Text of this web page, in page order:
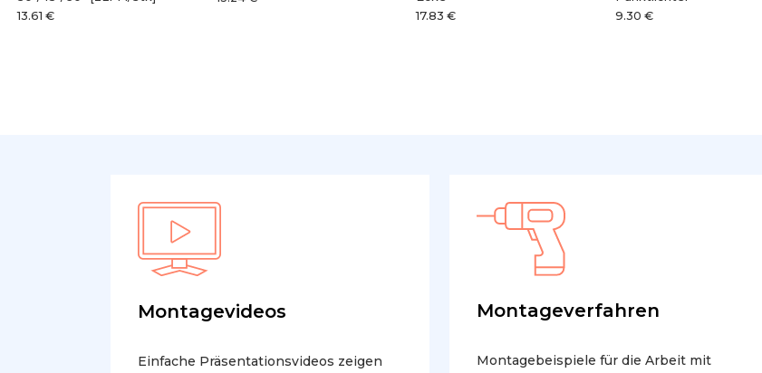
13.61 €
17.83 €
9.30 €
Montagevideos
Einfache Präsentationsvideos zeigen
Montageverfahren
Montagebeispiele für die Arbeit mit